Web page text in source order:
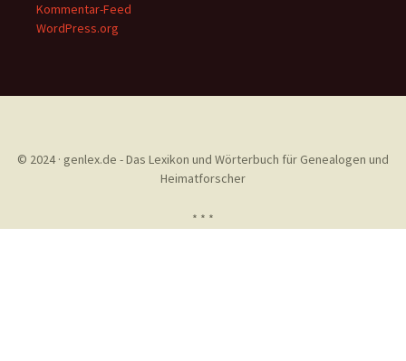
Kommentar-Feed
WordPress.org
© 2024 · genlex.de - Das Lexikon und Wörterbuch für Genealogen und
Heimatforscher
* * *